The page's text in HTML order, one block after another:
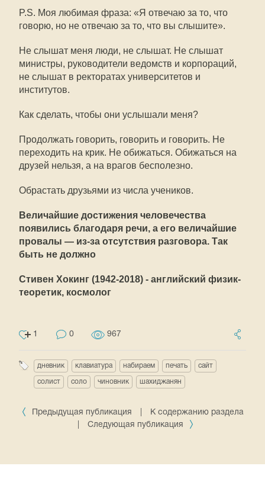
P.S. Моя любимая фраза: «Я отвечаю за то, что
говорю, но не отвечаю за то, что вы слышите».
Не слышат меня люди, не слышат. Не слышат
министры, руководители ведомств и корпораций,
не слышат в ректоратах университетов и
институтов.
Как сделать, чтобы они услышали меня?
Продолжать говорить, говорить и говорить. Не
переходить на крик. Не обижаться. Обижаться на
друзей нельзя, а на врагов бесполезно.
Обрастать друзьями из числа учеников.
Величайшие достижения человечества
появились благодаря речи, а его величайшие
провалы — из-за отсутствия разговора. Так
быть не должно
Стивен Хокинг (1942-2018) - английский физик-
теоретик, космолог
1 0 967
дневник клавиатура набираем печать сайт
солист соло чиновник шахиджанян
Предыдущая публикация
К содержанию раздела
Следующая публикация